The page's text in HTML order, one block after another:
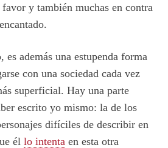
y también muchas en contra
además una estupenda forma
con una sociedad cada vez
superficial. Hay una parte
escrito yo mismo: la de los
difíciles de describir en
él lo intenta en esta otra